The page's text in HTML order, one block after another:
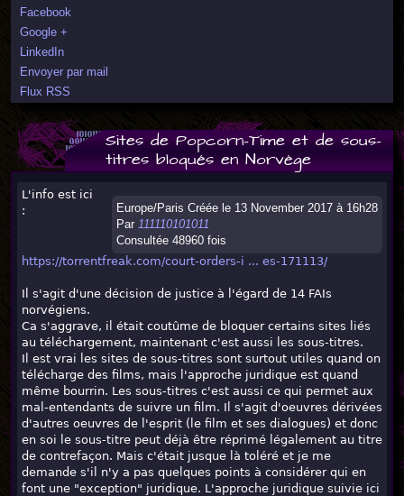
Facebook
Google +
LinkedIn
Envoyer par mail
Flux RSS
Sites de Popcorn-Time et de sous-
titres bloqués en Norvège
Europe/Paris Créée le 13 November 2017 à 16h28
Par 111110101011
Consultée 48960 fois
L'info est ici
:
https://torrentfreak.com/court-orders-i ... es-171113/
Il s'agit d'une décision de justice à l'égard de 14 FAIs
norvégiens.
Ca s'aggrave, il était coutûme de bloquer certains sites liés
au téléchargement, maintenant c'est aussi les sous-titres.
Il est vrai les sites de sous-titres sont surtout utiles quand on
télécharge des films, mais l'approche juridique est quand
même bourrin. Les sous-titres c'est aussi ce qui permet aux
mal-entendants de suivre un film. Il s'agit d'oeuvres dérivées
d'autres oeuvres de l'esprit (le film et ses dialogues) et donc
en soi le sous-titre peut déjà être réprimé légalement au titre
de contrefaçon. Mais c'était jusque là toléré et je me
demande s'il n'y a pas quelques points à considérer qui en
font une "exception" juridique. L'approche juridique suivie ici